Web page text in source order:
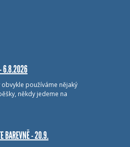
- 6.8.2026
používáme nějaký
někdy jedeme na
BAREVNĚ - 20.9.